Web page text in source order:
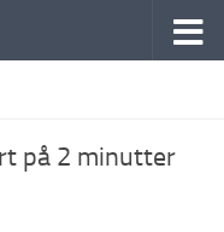
på 2 minutter